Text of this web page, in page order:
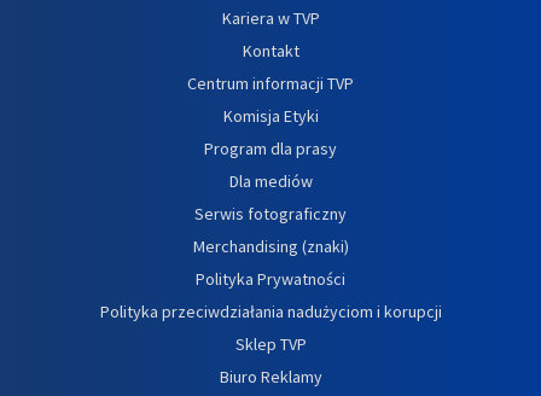
Kariera w TVP
Kontakt
Centrum informacji TVP
Komisja Etyki
Program dla prasy
Dla mediów
Serwis fotograficzny
Merchandising (znaki)
Polityka Prywatności
Polityka przeciwdziałania nadużyciom i korupcji
Sklep TVP
Biuro Reklamy